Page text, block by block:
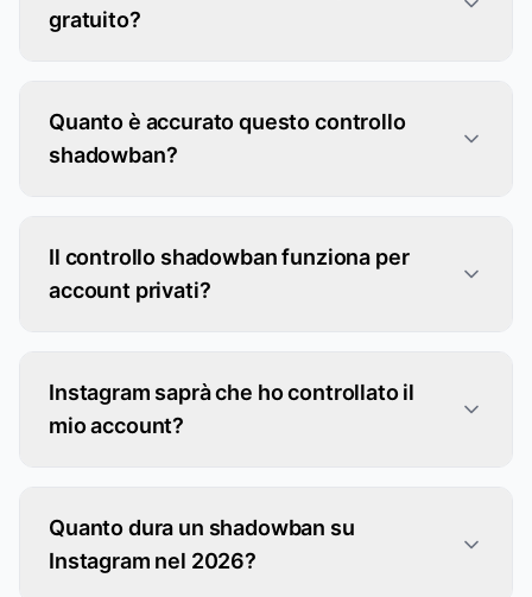
gratuito?
Quanto è accurato questo controllo
shadowban?
Il controllo shadowban funziona per
account privati?
Instagram saprà che ho controllato il
mio account?
Quanto dura un shadowban su
Instagram nel 2026?